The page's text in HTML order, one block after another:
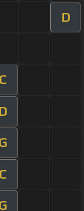
D
C
D
C